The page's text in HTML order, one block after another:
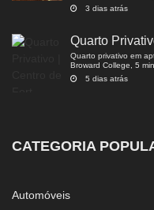
3 dias atrás
Quarto
Quarto privativo em
Broward College, 5
5 dias atrás
CATEGORIA
Automóveis